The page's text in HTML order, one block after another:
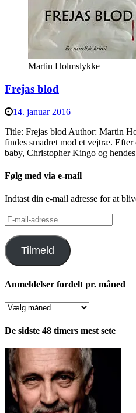
Martin Holmslykke
Frejas blod
14. januar 2016
Title: Frejas blod Author: Martin
findes smadret mod et vejtræ.
baby, Christopher Kingo og
Følg med via e-mail
Indtast din e-mail adresse for at
E-
mail-
adresse
Tilmeld
Anmeldelser fordelt pr. måned
Anmeldelser
pr.
De sidste 48 timers mest sete